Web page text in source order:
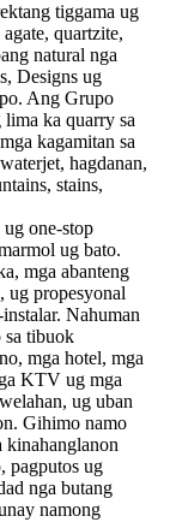
tiggama ug
quartzite,
natural nga
Designs ug
Ang Grupo
ka quarry sa
kagamitan sa
hagdanan,
stains,
one-stop
ug bato.
mga abanteng
ug propesyonal
Nahuman
sa tibuok
mga hotel, mga
KTV ug mga
ug uban
Gihimo namo
kinahanglanon
pagputos ug
nga butang
namong